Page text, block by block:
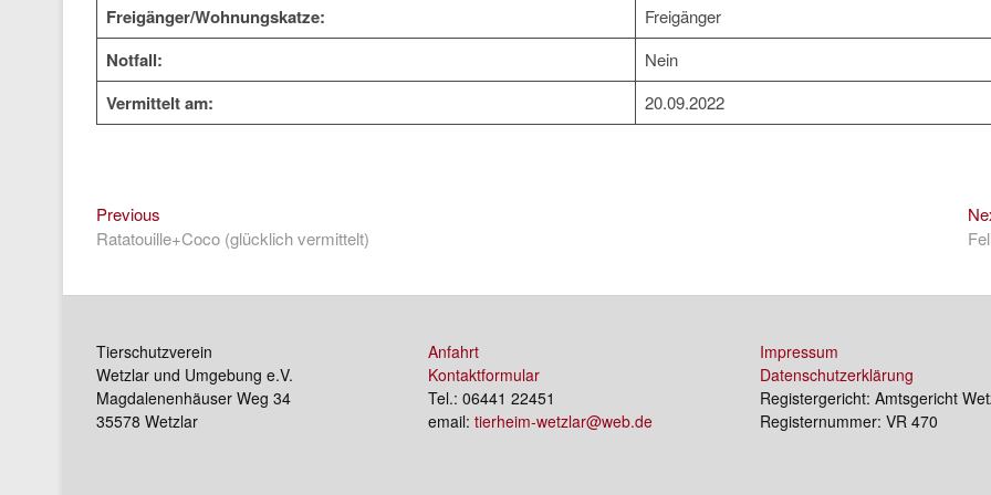
Freigänger/Wohnungskatze: Freigänger
Notfall: Nein
Vermittelt am: 20.09.2022
Beitragsnavigation
Previous
post:
Ratatouille+Coco (glücklich vermittelt)
Tierschutzverein
Wetzlar und Umgebung e.V.
Magdalenenhäuser Weg 34
35578 Wetzlar
Anfahrt
Kontaktformular
Tel.: 06441 22451
email: tierheim-wetzlar@web.de
Impressum
Datenschutzerklärung
Registergericht: Amtsgericht
Registernummer: VR 470